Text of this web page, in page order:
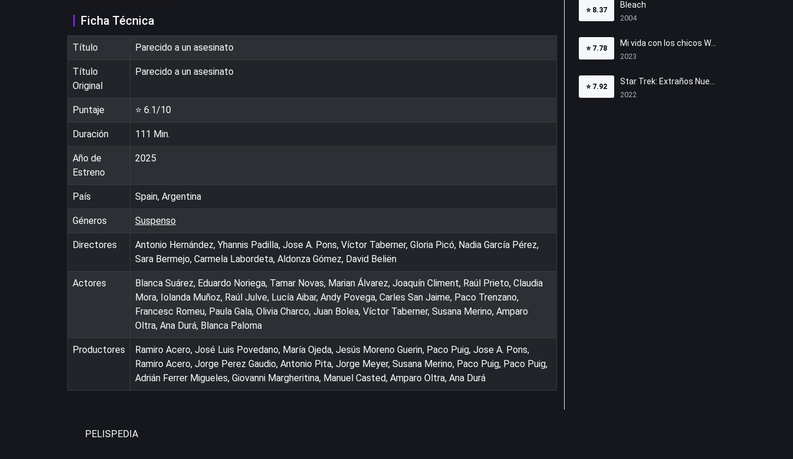
Ficha Técnica
Título Parecido a un asesinato
Título
Original
Parecido a un asesinato
Puntaje ⭐ 6.1/10
Duración 111 Min.
Año de
Estreno
2025
País Spain, Argentina
Géneros Suspenso
Directores
Antonio Hernández, Yhannis Padilla, Jose A. Pons, Víctor Taberner, Gloria Picó, Nadia García Pérez,
Sara Bermejo, Carmela Labordeta, Aldonza Gómez, David Beliën
Actores
Blanca Suárez, Eduardo Noriega, Tamar Novas, Marian Álvarez, Joaquín Climent, Raúl Prieto, Claudia
Mora, Iolanda Muñoz, Raúl Julve, Lucía Aibar, Andy Povega, Carles San Jaime, Paco Trenzano,
Francesc Romeu, Paula Gala, Olivia Charco, Juan Bolea, Víctor Taberner, Susana Merino, Amparo
Oltra, Ana Durá, Blanca Paloma
Productores
Ramiro Acero, José Luis Povedano, María Ojeda, Jesús Moreno Guerin, Paco Puig, Jose A. Pons,
Ramiro Acero, Jorge Perez Gaudio, Antonio Pita, Jorge Meyer, Susana Merino, Paco Puig, Paco Puig,
Adrián Ferrer Migueles, Giovanni Margheritina, Manuel Casted, Amparo Oltra, Ana Durá
⭐ 8.37
Bleach
2004
⭐ 7.78
2023
⭐ 7.92
2022
PELISPEDIA